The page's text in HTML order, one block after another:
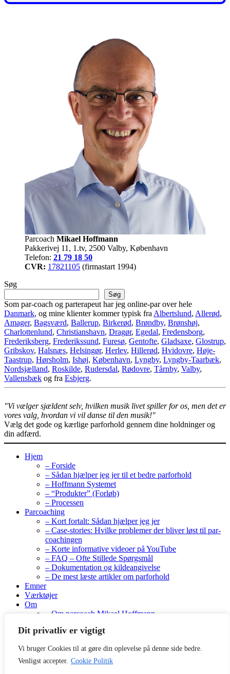
Dit privatliv er vigtigt
Vi bruger Cookies til at gøre din oplevelse på denne side bedre.
Venligst accepter. Cookie Politik
Parcoach Mikael Hoffmann
Pakkerivej 11, 1.tv, 2500 Valby, København
Telefon: 21 79 18 50
CVR: 17821105 (firmastart 1994)
Søg
Søg
Som par-coach og parterapeut har jeg online-par over hele
Danmark, og mine klienter kommer typisk fra Albertslund, Allerød,
Amager, Bagsværd, Ballerup, Birkerød, Brøndby, Brønshøj,
Charlottenlund, Christianshavn, Dragør, Egedal, Fredensborg,
Frederiksberg, Frederikssund, Furesø, Gentofte, Gladsaxe, Glostrup,
Gribskov, Halsnæs, Helsingør, Herlev, Hillerød, Hvidovre, Høje-
Taastrup, Hørsholm, Ishøj, København, Lyngby, Lyngby-Taarbæk,
Nordsjælland, Roskilde, Rudersdal, Rødovre, Tårnby, Valby,
Vallensbæk og fra Esbjerg.
"Vi vælger sjældent selv, hvilken musik livet spiller for os, men det er
vores valg, hvordan vi vil danse til den musik!"
Vælg det gode og kærlige parforhold gennem dine holdninger og
din adfærd.
Hjem
– Forside
– Sådan hjælper jeg jer til et bedre parforhold
– Hoffmann Systemet
– “Produkter” (Forløb)
– Processen
Parcoaching
– Kort fortalt: Sådan hjælper jeg jer
– Case-stories: Hvilke problemer der bliver løst til par-
coachingen
– Korte informative videoer på YouTube
– FAQ – Ofte Stillede Spørgsmål
– Dokumentation og kildeangivelse
– De mest læste artikler om parforhold
Emner
Værktøjer
Om
– Om parcoach Mikael Hoffmann
– Anbefalinger og anmeldelser
Kontakt